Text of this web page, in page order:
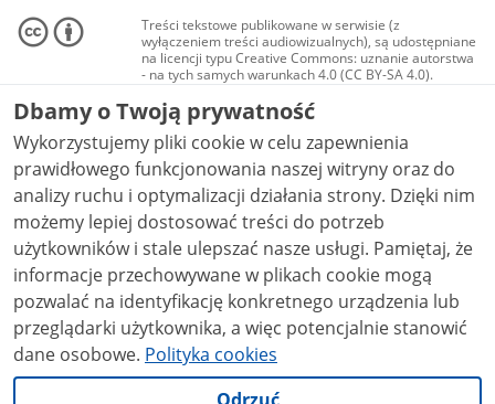
Treści tekstowe publikowane w serwisie (z
wyłączeniem treści audiowizualnych), są udostępniane
na licencji typu Creative Commons: uznanie autorstwa
- na tych samych warunkach 4.0 (CC BY-SA 4.0).
Materiały audiowizualne, w tym zdjęcia, materiały
audio i wideo, są udostępniane na licencji typu
Creative Commons: uznanie autorstwa użycie
niekomercyjne - bez utworów zależnych 4.0 (CC BY-
NC-ND 4.0), o ile nie jest to stwierdzone inaczej.
Dbamy o Twoją prywatność
Wykorzystujemy pliki cookie w celu zapewnienia
prawidłowego funkcjonowania naszej witryny oraz do
analizy ruchu i optymalizacji działania strony. Dzięki nim
możemy lepiej dostosować treści do potrzeb
użytkowników i stale ulepszać nasze usługi. Pamiętaj, że
informacje przechowywane w plikach cookie mogą
pozwalać na identyfikację konkretnego urządzenia lub
przeglądarki użytkownika, a więc potencjalnie stanowić
dane osobowe. Polityka cookies